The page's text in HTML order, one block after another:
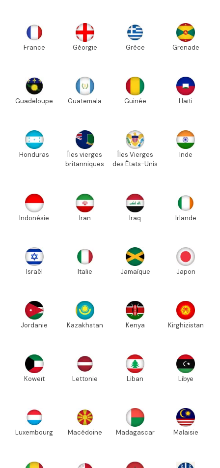
France Géorgie Grèce Grenade
Guadeloupe Guatemala Guinée Haïti
Honduras
Îles vierges
britanniques
Îles Vierges
des États-Unis
Inde
Indonésie Iran Iraq Irlande
Israël Italie Jamaïque Japon
Jordanie Kazakhstan Kenya Kirghizistan
Koweït Lettonie Liban Libye
Luxembourg Macédoine Madagascar Malaisie